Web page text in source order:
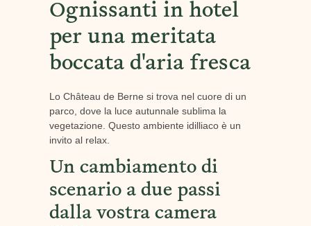
Ognissanti in hotel
per una meritata
boccata d'aria fresca
Lo Château de Berne si trova nel cuore di un
parco, dove la luce autunnale sublima la
vegetazione. Questo ambiente idilliaco è un
invito al relax.
Un cambiamento di
scenario a due passi
dalla vostra camera